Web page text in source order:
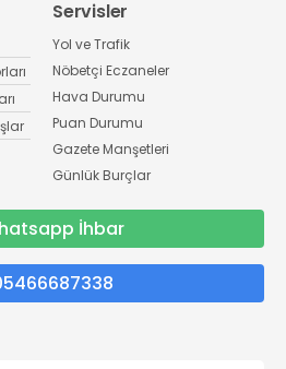
Servisler
Yol ve Trafik
Nöbetçi Eczaneler
Hava Durumu
Puan Durumu
Gazete Manşetleri
Günlük Burçlar
İhbar